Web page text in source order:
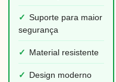
✓ Suporte para maior
segurança
✓ Material resistente
✓ Design moderno